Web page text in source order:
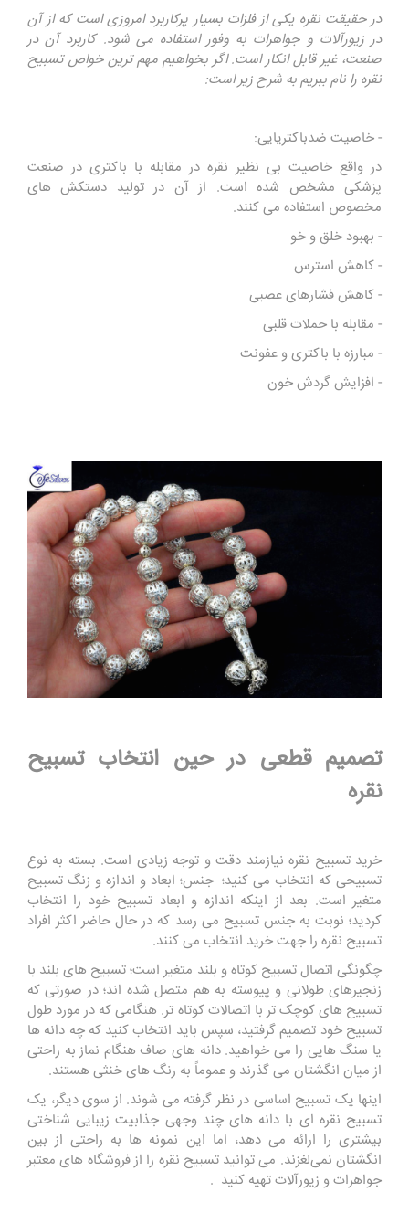
در حقیقت نقره یکی از فلزات بسیار پرکاربرد امروزی است که از آن
در زیورآلات و جواهرات به وفور استفاده می شود. کاربرد آن در
صنعت، غیر قابل انکار است. اگر بخواهیم مهم ترین خواص تسبیح
نقره را نام ببریم به شرح زیر است:
- خاصیت ضدباکتریایی:
در واقع خاصیت بی نظیر نقره در مقابله با باکتری در صنعت
پزشکی مشخص شده است. از آن در تولید دستکش های
مخصوص استفاده می کنند.
- بهبود خلق و خو
- کاهش استرس
- کاهش فشارهای عصبی
- مقابله با حملات قلبی
- مبارزه با باکتری و عفونت
- افزایش گردش خون
تصمیم قطعی در حین انتخاب تسبیح
نقره
خرید تسبیح نقره نیازمند دقت و توجه زیادی است. بسته به نوع
تسبیحی که انتخاب می کنید؛ جنس؛ ابعاد و اندازه و زنگ تسبیح
متغیر است. بعد از اینکه اندازه و ابعاد تسبیح خود را انتخاب
کردید؛ نوبت به جنس تسبیح می رسد که در حال حاضر اکثر افراد
تسبیح نقره را جهت خرید انتخاب می کنند.
چگونگی اتصال تسبیح کوتاه و بلند متغیر است؛ تسبیح های بلند با
زنجیرهای طولانی و پیوسته به هم متصل شده اند؛ در صورتی که
تسبیح های کوچک تر با اتصالات کوتاه تر. هنگامی که در مورد طول
تسبیح خود تصمیم گرفتید، سپس باید انتخاب کنید که چه دانه ها
یا سنگ هایی را می خواهید. دانه های صاف هنگام نماز به راحتی
از میان انگشتان می گذرند و عموماً به رنگ های خنثی هستند.
اینها یک تسبیح اساسی در نظر گرفته می شوند. از سوی دیگر، یک
تسبیح نقره ای با دانه ‌های چند وجهی جذابیت زیبایی ‌شناختی
بیشتری را ارائه می‌ دهد، اما این نمونه ها به راحتی از بین
انگشتان نمی‌لغزند. می توانید تسبیح نقره را از فروشگاه های معتبر
جواهرات و زیورآلات تهیه کنید .